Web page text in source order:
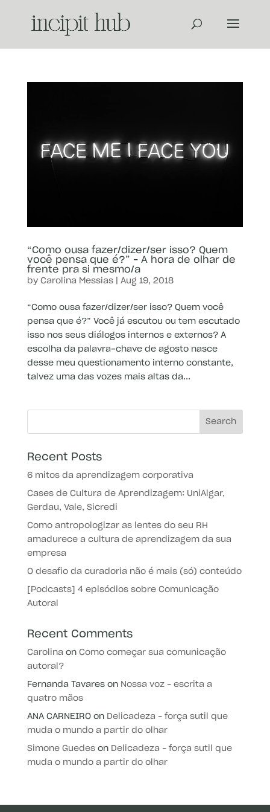
“Como ousa fazer/dizer/ser isso? Quem
você pensa que é?” – A hora de olhar de
frente pra si mesmo/a
by Carolina Messias| Aug 19, 2018
“Como ousa fazer/dizer/ser isso? Quem você
pensa que é?” Você já escutou ou tem escutado
isso nos seus diálogos internos e externos? A
escolha da palavra-chave de agosto nasce
desse meu questionamento interno constante,
talvez uma das vozes mais altas da...
Recent Posts
6 mitos da aprendizagem corporativa
Cases de Cultura de Aprendizagem: UniAlgar,
Gerdau, Vale, Sicredi
Como antropologizar as lentes do seu RH
amadurece a cultura de aprendizagem da sua
empresa
O desafio da curadoria não é mais (só) conteúdo
[Podcasts] 4 episódios sobre Comunicação
Autoral
Recent Comments
Carolina on Como começar sua comunicação
autoral?
Fernanda Tavareson Nossa voz – escrita a
quatro mãos
ANA CARNEIROon Delicadeza – força sutil que
muda o mundo a partir do olhar
Simone Guedeson Delicadeza – força sutil que
muda o mundo a partir do olhar